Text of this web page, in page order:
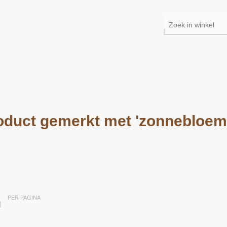
gemerkt met
PER PAGINA